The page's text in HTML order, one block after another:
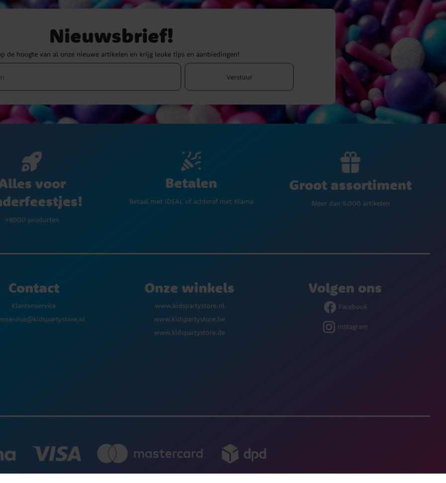
Nieuwsbrief!
de hoogte van al onze nieuwe artikelen en krijg leuke tips en aanbiedingen!
Verstuur
voor
+8000 producten
Betalen
Betaal met iDEAL of achteraf met Klarna
Groot assortiment
Meer dan 9.000 artikelen
Contact
Klantenservice
Onze winkels
www.kidspartystore.nl
www.kidspartystore.be
www.kidspartystore.de
Volgen ons
Facebook
Instagram